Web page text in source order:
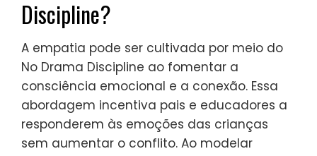
disciplina cultiva uma base para o
crescimento e adaptabilidade ao longo da
vida.
Como a empatia pode ser
cultivada por meio do No Drama
Discipline?